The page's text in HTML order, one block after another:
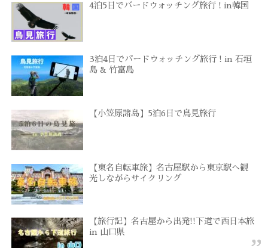
4泊5日でバードウォッチング旅行 ! in韓国
3泊4日でバードウォッチング旅行 ! in 石垣
島 & 竹富島
【小笠原諸島】5泊6日で鳥見旅行
【東名自転車旅】名古屋駅から東京駅へ観
光しながらサイクリング
【旅行記】名古屋から出発!!下道で西日本旅
in 山口県